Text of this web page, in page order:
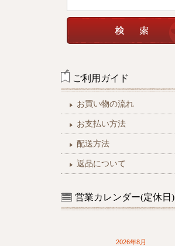
ご利用ガイド
お買い物の流れ
お支払い方法
配送方法
返品について
営業カレンダー(定休日)
2026年8月